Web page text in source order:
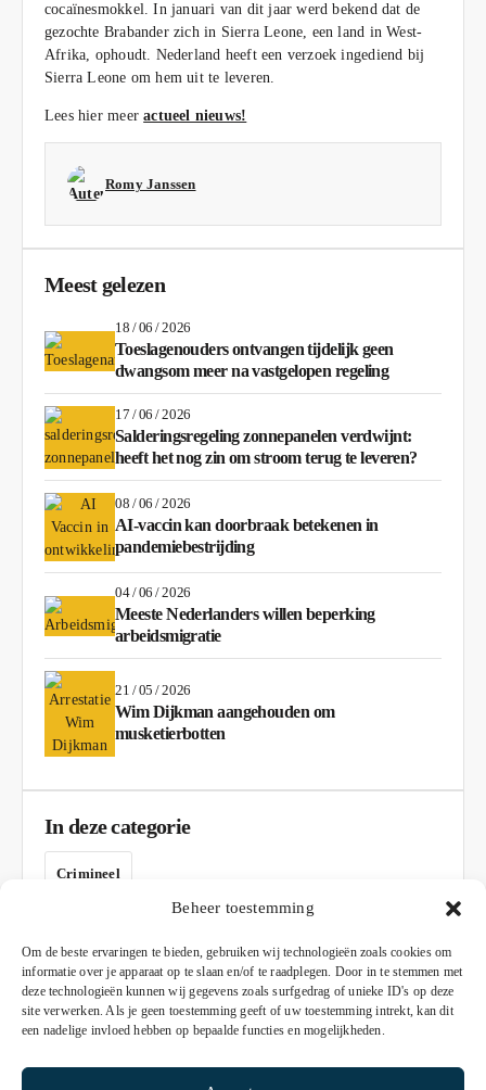
Beheer toestemming
Om de beste ervaringen te bieden, gebruiken wij technologieën zoals cookies om
informatie over je apparaat op te slaan en/of te raadplegen. Door in te stemmen met
deze technologieën kunnen wij gegevens zoals surfgedrag of unieke ID's op deze
site verwerken. Als je geen toestemming geeft of uw toestemming intrekt, kan dit
een nadelige invloed hebben op bepaalde functies en mogelijkheden.
cocaïnesmokkel. In januari van dit jaar werd bekend dat de
gezochte Brabander zich in Sierra Leone, een land in West-
Afrika, ophoudt. Nederland heeft een verzoek ingediend bij
Sierra Leone om hem uit te leveren.
Lees hier meeractueel nieuws!
Romy Janssen
Meest gelezen
18 / 06 / 2026
Toeslagenouders ontvangen tijdelijk geen
dwangsom meer na vastgelopen regeling
17 / 06 / 2026
Salderingsregeling zonnepanelen verdwijnt:
heeft het nog zin om stroom terug te leveren?
08 / 06 / 2026
AI-vaccin kan doorbraak betekenen in
pandemiebestrijding
04 / 06 / 2026
Meeste Nederlanders willen beperking
arbeidsmigratie
21 / 05 / 2026
Wim Dijkman aangehouden om
musketierbotten
In deze categorie
Crimineel